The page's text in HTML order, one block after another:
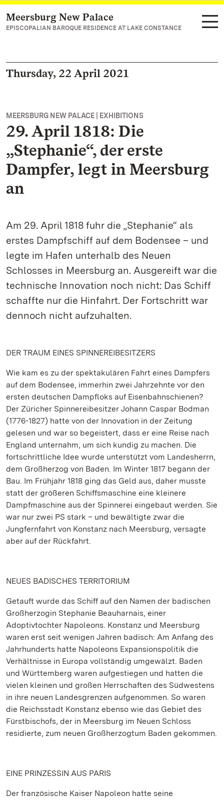
Navigate to main page
Meersburg New Palace
EPISCOPALIAN BAROQUE RESIDENCE AT LAKE CONSTANCE
Thursday, 22 April 2021
MEERSBURG NEW PALACE | EXHIBITIONS
29. April 1818: Die
„Stephanie“, der erste
Dampfer, legt in Meersburg
an
Am 29. April 1818 fuhr die „Stephanie“ als
erstes Dampfschiff auf dem Bodensee – und
legte im Hafen unterhalb des Neuen
Schlosses in Meersburg an. Ausgereift war die
technische Innovation noch nicht: Das Schiff
schaffte nur die Hinfahrt. Der Fortschritt war
dennoch nicht aufzuhalten.
DER TRAUM EINES SPINNEREIBESITZERS
Wie kam es zu der spektakulären Fahrt eines Dampfers
auf dem Bodensee, immerhin zwei Jahrzehnte vor den
ersten deutschen Dampfloks auf Eisenbahnschienen?
Der Züricher Spinnereibesitzer Johann Caspar Bodman
(1776-1827) hatte von der Innovation in der Zeitung
gelesen und war so begeistert, dass er eine Reise nach
England unternahm, um sich kundig zu machen. Die
fortschrittliche Idee wurde unterstützt vom Landesherrn,
dem Großherzog von Baden. Im Winter 1817 begann der
Bau. Im Frühjahr 1818 ging das Geld aus, daher musste
statt der größeren Schiffsmaschine eine kleinere
Dampfmaschine aus der Spinnerei eingebaut werden. Sie
war nur zwei PS stark – und bewältigte zwar die
Jungfernfahrt von Konstanz nach Meersburg, versagte
aber auf der Rückfahrt.
NEUES BADISCHES TERRITORIUM
Getauft wurde das Schiff auf den Namen der badischen
Großherzogin Stephanie Beauharnais, einer
Adoptivtochter Napoleons. Konstanz und Meersburg
waren erst seit wenigen Jahren badisch: Am Anfang des
Jahrhunderts hatte Napoleons Expansionspolitik die
Verhältnisse in Europa vollständig umgewälzt. Baden
und Württemberg waren aufgestiegen und hatten die
vielen kleinen und großen Herrschaften des Südwestens
in ihre neuen Landesgrenzen aufgenommen. So waren
die Reichsstadt Konstanz ebenso wie das Gebiet des
Fürstbischofs, der in Meersburg im Neuen Schloss
residierte, zum neuen Großherzogtum Baden gekommen.
EINE PRINZESSIN AUS PARIS
Der französische Kaiser Napoleon hatte seine